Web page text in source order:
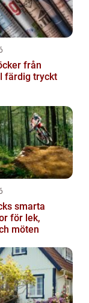
från
färdig tryckt
för lek,
möten